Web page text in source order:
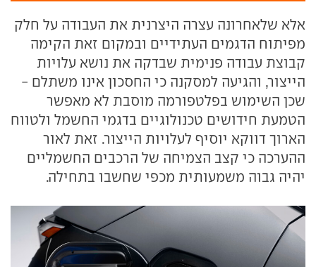
אלא שלאחרונה עצרה היצרנית את העבודה על חלק
מפיתוח הדגמים העתידיים ובמקום זאת הקימה
קבוצת עבודה פנימית שבדקה את נושא עלויות
הייצור, והגיעה למסקנה כי החסכון אינו משתלם -
שכן השימוש בפלטפורמה מוסבת לא מאפשר
הטמעת חידושים טכנולוגיים בדגמי החשמל ולטווח
הארוך דווקא יוסיף לעלויות הייצור. זאת לאור
ההערכה כי קצב הצמיחה של הרכבים החשמליים
יהיה גבוה משמעותית מכפי שחשבו בתחילה.